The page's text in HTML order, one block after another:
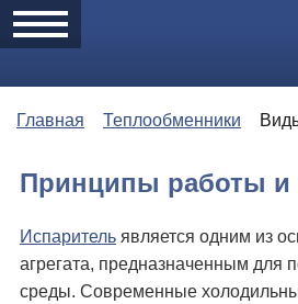
Главная Теплообменники
Принципы работы и
Испаритель является одним из
агрегата, предназначенным для
среды. Современные